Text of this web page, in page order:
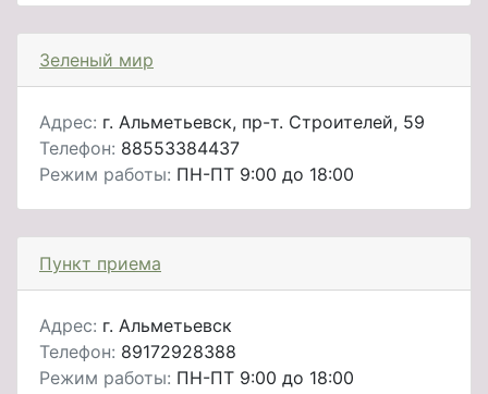
Зеленый мир
Адрес: г. Альметьевск, пр-т. Строителей, 59
Телефон: 88553384437
Режим работы: ПН-ПТ 9:00 до 18:00
Пункт приема
Адрес: г. Альметьевск
Телефон: 89172928388
Режим работы: ПН-ПТ 9:00 до 18:00